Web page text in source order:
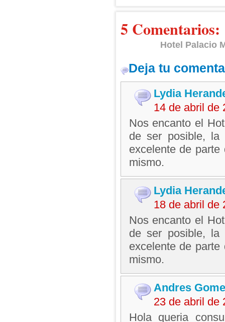
5 Comentarios:
Hotel Palacio
Deja tu
Lydia
14 de abril de
Nos encanto el
de ser posible,
excelente de
mismo.
Lydia
18 de abril de
Nos encanto el
de ser posible,
excelente de
mismo.
Andres
23 de abril de
Hola queria